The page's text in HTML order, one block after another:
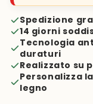
Spedizione
14 giorni
Tecnologia
duraturi
Realizzato su
Personalizza
legno